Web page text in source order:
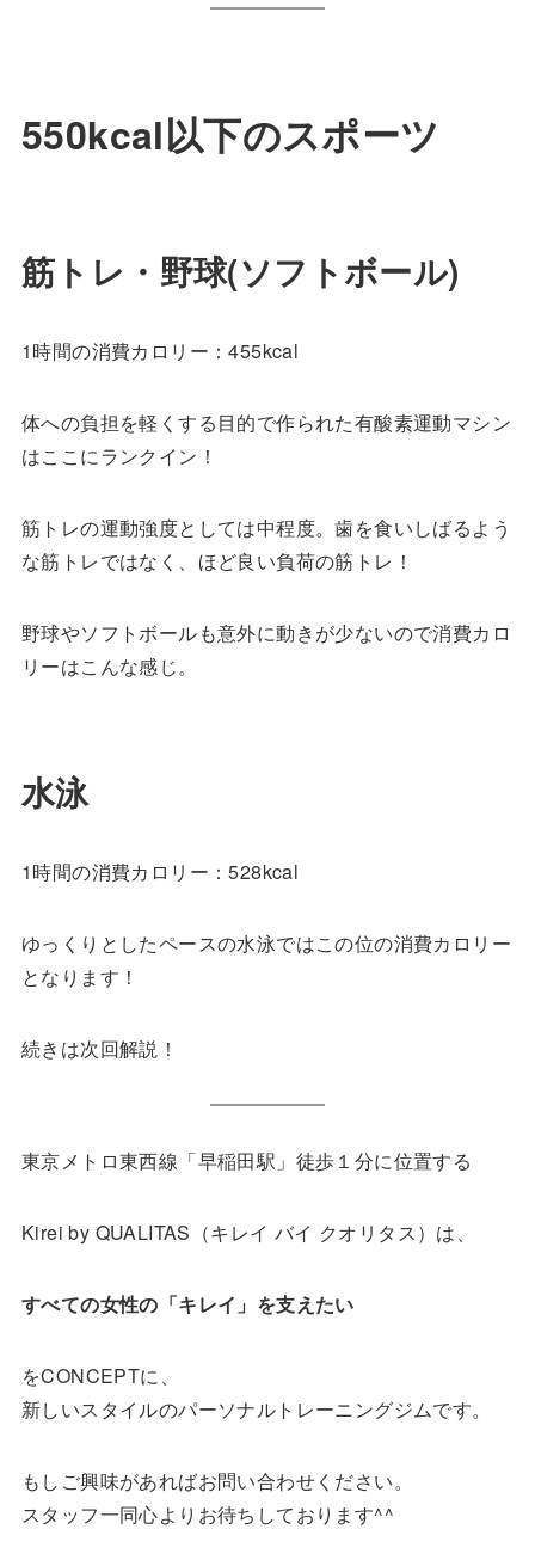
550kcal以下のスポーツ
筋トレ・野球(ソフトボール)
1時間の消費カロリー：455kcal
体への負担を軽くする目的で作られた有酸素運動マシン
はここにランクイン！
筋トレの運動強度としては中程度。歯を食いしばるよう
な筋トレではなく、ほど良い負荷の筋トレ！
野球やソフトボールも意外に動きが少ないので消費カロ
リーはこんな感じ。
水泳
1時間の消費カロリー：528kcal
ゆっくりとしたペースの水泳ではこの位の消費カロリー
となります！
続きは次回解説！
東京メトロ東西線「早稲田駅」徒歩１分に位置する
Kirei by QUALITAS（キレイ バイ クオリタス）は、
すべての女性の「キレイ」を支えたい
をCONCEPTに、
新しいスタイルのパーソナルトレーニングジムです。
もしご興味があればお問い合わせください。
スタッフ一同心よりお待ちしております^^